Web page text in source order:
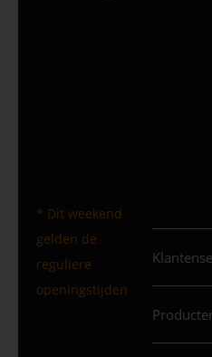
* Dit weekend
gelden de
reguliere
openingstijden